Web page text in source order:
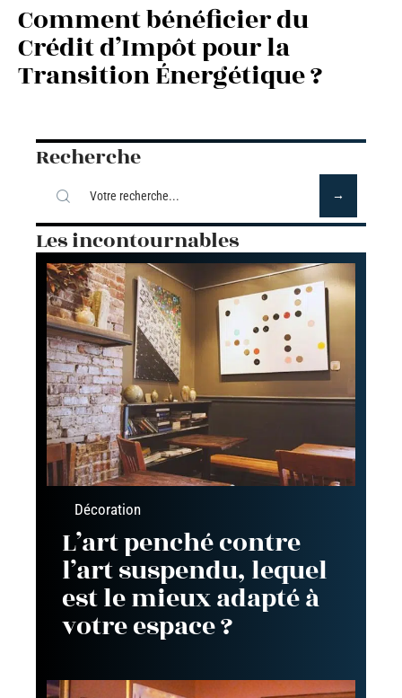
Comment bénéficier du
Crédit d’Impôt pour la
Transition Énergétique ?
Recherche
Les incontournables
Décoration
L’art penché contre
l’art suspendu, lequel
est le mieux adapté à
votre espace ?